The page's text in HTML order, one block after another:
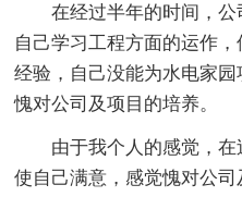
在经过半年的时间，
自己学习工程方面的运作
经验，自己没能为水电家
愧对公司及项目的培养。
由于我个人的感觉，
使自己满意，感觉愧对公